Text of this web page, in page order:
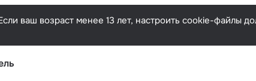
Русский
ваш возраст менее 13 лет, настроить cookie-файлы